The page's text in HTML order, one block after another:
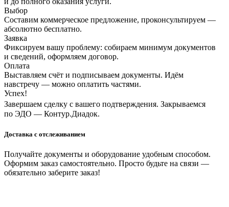
Выбор
Составим коммерческое предложение, проконсультируем —
абсолютно бесплатно.
Заявка
Фиксируем вашу проблему: собираем минимум документов
и сведений, оформляем договор.
Оплата
Выставляем счёт и подписываем документы. Идём
навстречу — можно оплатить частями.
Успех!
Завершаем сделку с вашего подтверждения. Закрываемся
по ЭДО — Контур.Диадок.
Доставка с отслеживанием
Получайте документы и оборудование удобным способом.
Оформим заказ самостоятельно. Просто будьте на связи —
обязательно заберите заказ!